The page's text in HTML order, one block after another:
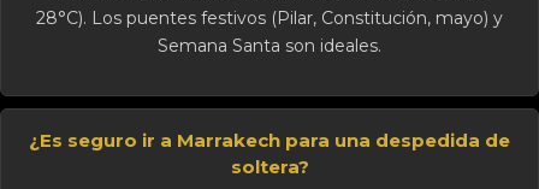
28°C). Los puentes festivos (Pilar, Constitución, mayo) y
Semana Santa son ideales.
¿Es seguro ir a Marrakech para una despedida de
soltera?